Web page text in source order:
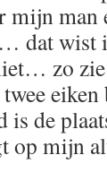
mijn
dat
zo zie
eiken
is de
mijn